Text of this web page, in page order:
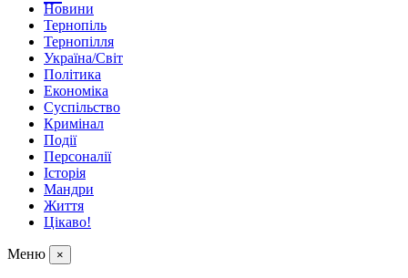
Новини
Тернопіль
Тернопілля
Україна/Світ
Політика
Економіка
Суспільство
Кримінал
Події
Персоналії
Історія
Мандри
Життя
Цікаво!
Меню ×